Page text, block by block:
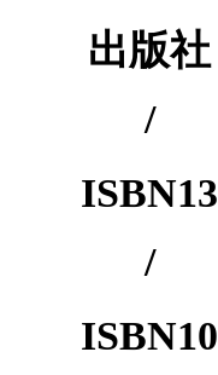
出版社
/
ISBN13
/
ISBN10